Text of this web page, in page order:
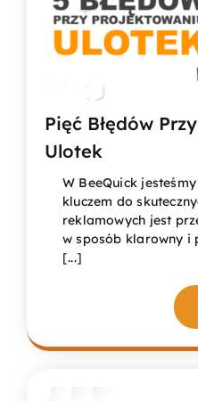
Pięć Błędów
Ulotek
W BeeQuick
kluczem do
reklamowych jest
w sposób klarowny i
[...]